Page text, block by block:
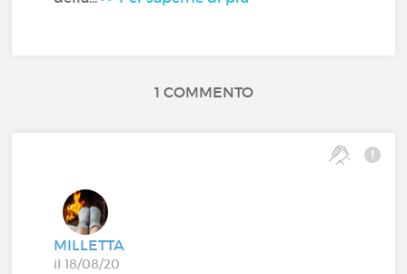
1 COMMENTO
MILLETTA
il 18/08/20